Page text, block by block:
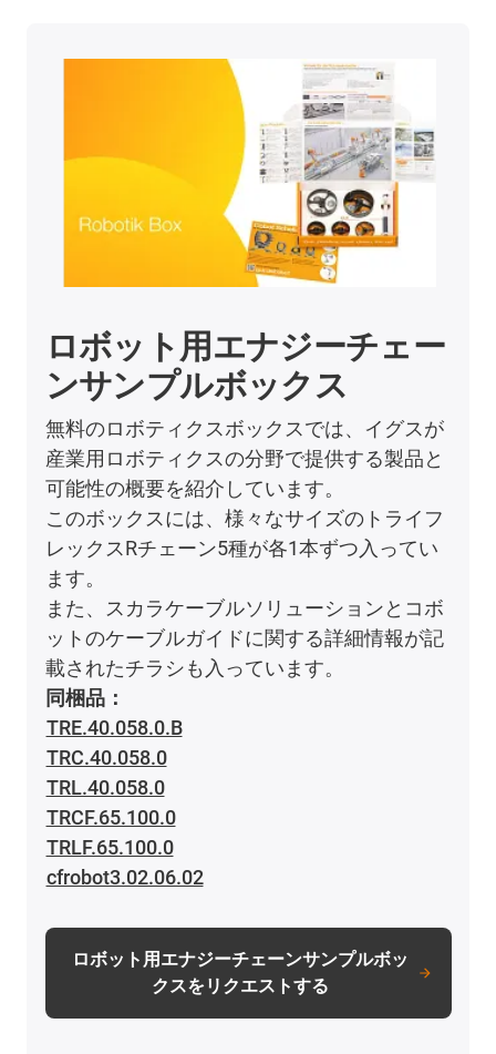
ロボット用エナジーチェー
ンサンプルボックス
無料のロボティクスボックスでは、イグスが
産業用ロボティクスの分野で提供する製品と
可能性の概要を紹介しています。
このボックスには、様々なサイズのトライフ
レックスRチェーン5種が各1本ずつ入ってい
ます。
また、スカラケーブルソリューションとコボ
ットのケーブルガイドに関する詳細情報が記
載されたチラシも入っています。
同梱品：
TRE.40.058.0.B
TRC.40.058.0
TRL.40.058.0
TRCF.65.100.0
TRLF.65.100.0
cfrobot3.02.06.02
ロボット用エナジーチェーンサンプルボッ
クスをリクエストする